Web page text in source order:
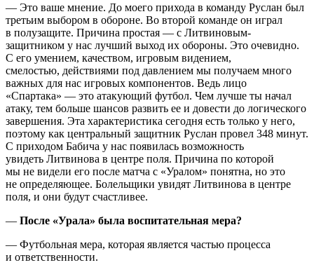
— Это ваше мнение. До моего прихода в команду Руслан был
третьим выбором в обороне. Во второй команде он играл
в полузащите. Причина простая — с Литвиновым-
защитником у нас лучший выход их обороны. Это очевидно.
С его умением, качеством, игровым видением,
смелостью, действиями под давлением мы получаем много
важных для нас игровых компонентов. Ведь лицо
«Спартака» — это атакующий футбол. Чем лучше ты начал
атаку, тем больше шансов развить ее и довести до логического
завершения. Эта характеристика сегодня есть только у него,
поэтому как центральный защитник Руслан провел 348 минут.
С приходом Бабича у нас появилась возможность
увидеть Литвинова в центре поля. Причина по которой
мы не видели его после матча с «Уралом» понятна, но это
не определяющее. Болельщики увидят Литвинова в центре
поля, и они будут счастливее.
— После «Урала» была воспитательная мера?
— Футбольная мера, которая является частью процесса
и ответственности.